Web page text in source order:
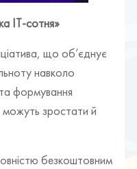
ІТ-сотня»
що об’єднує
навколо
формування
зростати й
безкоштовним